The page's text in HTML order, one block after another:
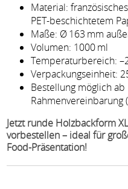
Material:
PET-beschichtetem
Maße: Ø 163 mm
Volumen: 1000 ml
Temperaturbereich:
Verpackungseinheit:
Bestellung möglich
Rahmenvereinbarung
Jetzt runde Holzbackform
vorbestellen – ideal für
Food-Präsentation!